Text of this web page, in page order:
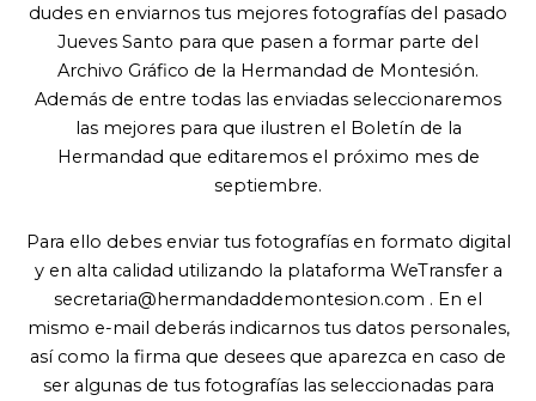
dudes en enviarnos tus mejores fotografías del pasado
Jueves Santo para que pasen a formar parte del
Archivo Gráfico de la Hermandad de Montesión.
Además de entre todas las enviadas seleccionaremos
las mejores para que ilustren el Boletín de la
Hermandad que editaremos el próximo mes de
septiembre.
Para ello debes enviar tus fotografías en formato digital
y en alta calidad utilizando la plataforma WeTransfer a
secretaria@hermandaddemontesion.com . En el
mismo e-mail deberás indicarnos tus datos personales,
así como la firma que desees que aparezca en caso de
ser algunas de tus fotografías las seleccionadas para